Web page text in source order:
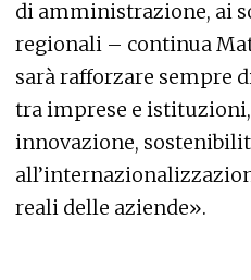
di amministrazione, ai
regionali – continua
sarà rafforzare sempre
tra imprese e
innovazione,
reali delle aziende».